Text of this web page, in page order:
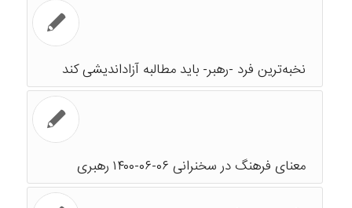
نخبه‌ترین فرد -رهبر- باید مطالبه آزاداندیشی کند
معنای فرهنگ در سخنرانی ۰۶-۰۶-۱۴۰۰ رهبری